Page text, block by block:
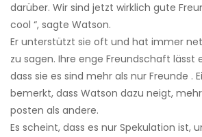
darüber. Wir sind jetzt wirklich gute
cool “, sagte Watson.
Er unterstützt sie oft und hat immer
zu sagen. Ihre enge Freundschaft lässt
dass sie es sind mehr als nur Freunde .
bemerkt, dass Watson dazu neigt,
posten als andere.
Es scheint, dass es nur Spekulation ist,